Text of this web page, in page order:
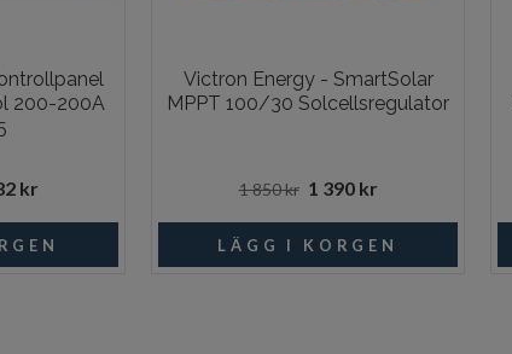
200-200A
kr
Victron Energy - SmartSolar
MPPT 100/30 Solcellsregulator
1 850 kr 1 390 kr